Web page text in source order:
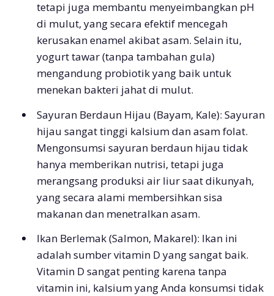
tetapi juga membantu menyeimbangkan pH
di mulut, yang secara efektif mencegah
kerusakan enamel akibat asam. Selain itu,
yogurt tawar (tanpa tambahan gula)
mengandung probiotik yang baik untuk
menekan bakteri jahat di mulut.
Sayuran Berdaun Hijau (Bayam, Kale): Sayuran
hijau sangat tinggi kalsium dan asam folat.
Mengonsumsi sayuran berdaun hijau tidak
hanya memberikan nutrisi, tetapi juga
merangsang produksi air liur saat dikunyah,
yang secara alami membersihkan sisa
makanan dan menetralkan asam.
Ikan Berlemak (Salmon, Makarel): Ikan ini
adalah sumber vitamin D yang sangat baik.
Vitamin D sangat penting karena tanpa
vitamin ini, kalsium yang Anda konsumsi tidak